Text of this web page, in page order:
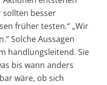
sollten besser
früher testen.“ „Wir
Solche Aussagen
handlungsleitend. Sie
bis wann anders
wäre, ob sich